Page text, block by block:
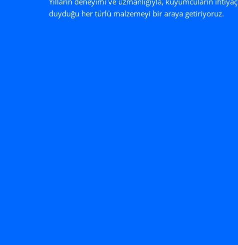
duyduğu her türlü malzemeyi bir araya getiriyoruz.